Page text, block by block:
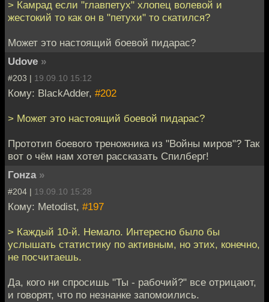
> Камрад если "главпетух" хлопец волевой и
жестокий то как он в "петухи" то скатился?
Может это настоящий боевой пидарас?
Udove »
#203 | 19.09.10 15:12
Кому: BlackAdder, #202
> Может это настоящий боевой пидарас?
Прототип боевого треножника из "Войны миров"? Так
вот о чём нам хотел рассказать Спилберг!
Гонzа »
#204 | 19.09.10 15:28
Кому: Metodist, #197
> Каждый 10-й. Немало. Интересно было бы
услышать статистику по активным, но этих, конечно,
не посчитаешь.
Да, кого ни спросишь "Ты - рабочий?" все отрицают,
и говорят, что по незнанке запомоились.